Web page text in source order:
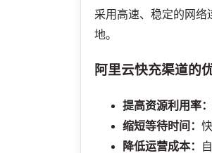
采用高速、稳定的网
地。
阿里云快充渠道的
提高资源利用率
缩短等待时间：
降低运营成本：